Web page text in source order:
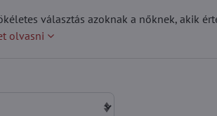
választás azoknak a nőknek, akik
olvasni